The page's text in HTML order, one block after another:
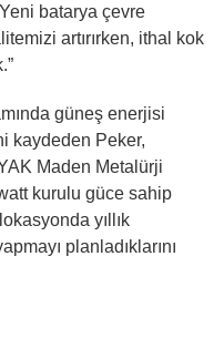
batarya çevre
artırırken, ithal kok
güneş enerjisi
kaydeden Peker,
Maden Metalürji
kurulu güce sahip
yıllık
planladıklarını